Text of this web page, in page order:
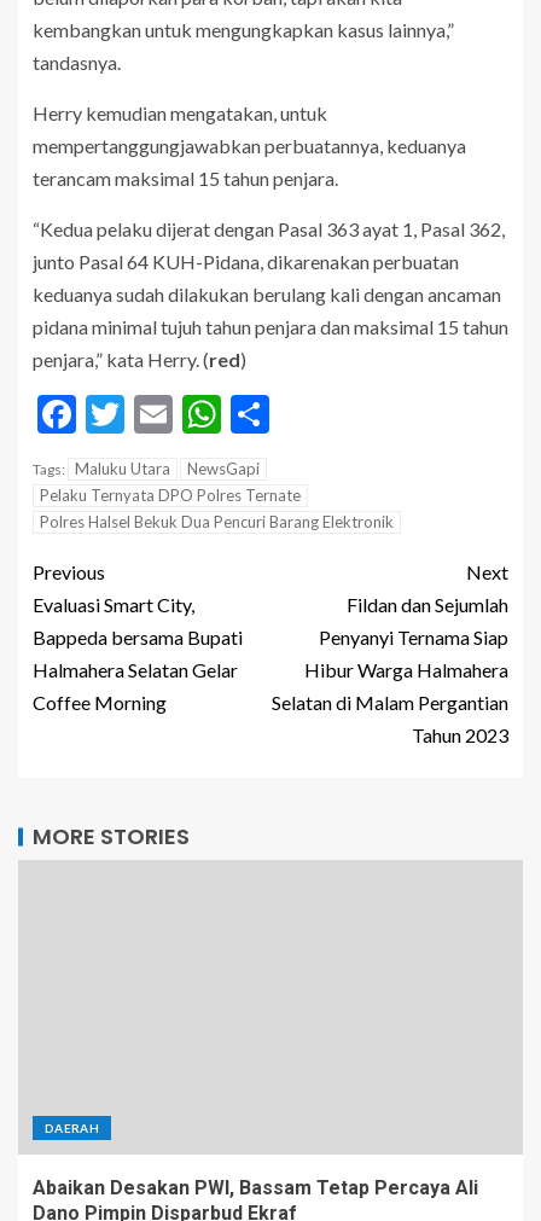
kembangkan untuk mengungkapkan kasus lainnya,”
tandasnya.
Herry kemudian mengatakan, untuk
mempertanggungjawabkan perbuatannya, keduanya
terancam maksimal 15 tahun penjara.
“Kedua pelaku dijerat dengan Pasal 363 ayat 1, Pasal 362,
junto Pasal 64 KUH-Pidana, dikarenakan perbuatan
keduanya sudah dilakukan berulang kali dengan ancaman
pidana minimal tujuh tahun penjara dan maksimal 15 tahun
penjara,” kata Herry. (red)
Facebook
Twitter
EmailWhatsApp
Tags: Maluku Utara
NewsGapi
Pelaku Ternyata DPO Polres Ternate
Polres Halsel Bekuk Dua Pencuri Barang Elektronik
Previous
Evaluasi Smart City,
Bappeda bersama Bupati
Halmahera Selatan Gelar
Coffee Morning
Next
Fildan dan Sejumlah
Penyanyi Ternama Siap
Hibur Warga Halmahera
Selatan di Malam Pergantian
Tahun 2023
MORE STORIES
DAERAH
Abaikan Desakan PWI, Bassam Tetap Percaya Ali
Dano Pimpin Disparbud Ekraf